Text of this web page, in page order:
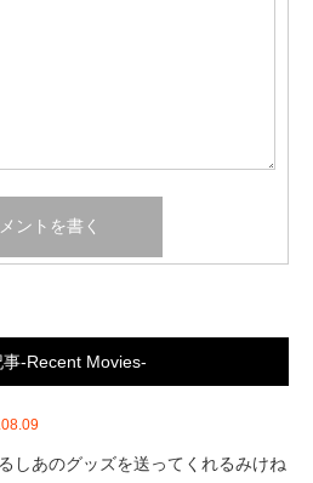
-Recent Movies-
しあのグッズを送ってくれるみけね